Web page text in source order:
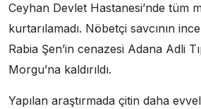
Ceyhan Devlet Hastanesi’nde tüm
kurtarılamadı. Nöbetçi savcının
Rabia Şen’in cenazesi Adana Adli
Morgu’na kaldırıldı.
Yapılan araştırmada çitin daha evvel